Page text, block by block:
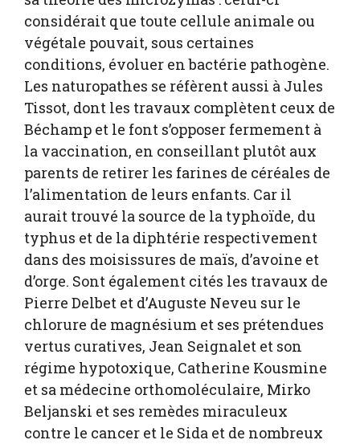
considérait que toute cellule animale ou
végétale pouvait, sous certaines
conditions, évoluer en bactérie pathogène.
Les naturopathes se réfèrent aussi à Jules
Tissot, dont les travaux complètent ceux de
Béchamp et le font s’opposer fermement à
la vaccination, en conseillant plutôt aux
parents de retirer les farines de céréales de
l’alimentation de leurs enfants. Car il
aurait trouvé la source de la typhoïde, du
typhus et de la diphtérie respectivement
dans des moisissures de maïs, d’avoine et
d’orge. Sont également cités les travaux de
Pierre Delbet et d’Auguste Neveu sur le
chlorure de magnésium et ses prétendues
vertus curatives, Jean Seignalet et son
régime hypotoxique, Catherine Kousmine
et sa médecine orthomoléculaire, Mirko
Beljanski et ses remèdes miraculeux
contre le cancer et le Sida et de nombreux